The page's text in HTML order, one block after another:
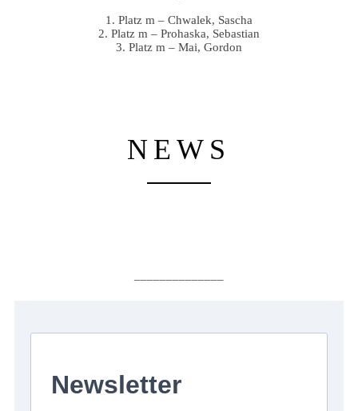
1. Platz m – Chwalek, Sascha
2. Platz m – Prohaska, Sebastian
3. Platz m – Mai, Gordon
NEWS